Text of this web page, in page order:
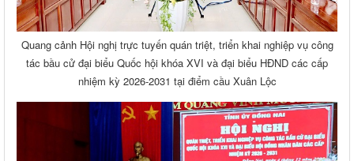
Quang cảnh Hội nghị trực tuyến quán triệt, triển khai nghiệp vụ công
tác bầu cử đại biểu Quốc hội khóa XVI và đại biểu HĐND các cấp
nhiệm kỳ 2026-2031 tại điểm cầu Xuân Lộc